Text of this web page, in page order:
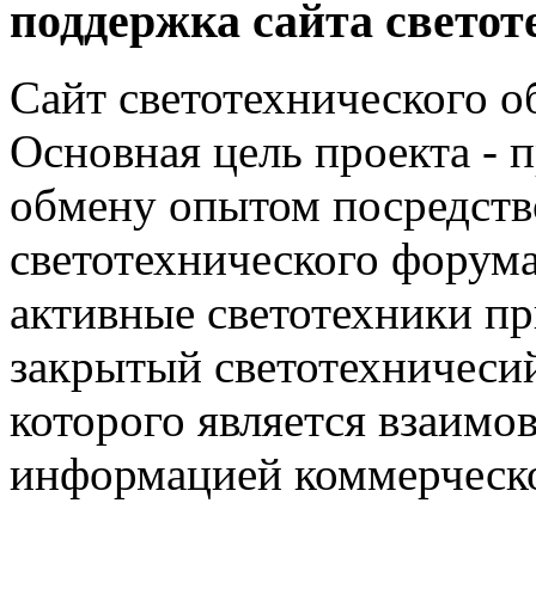
поддержка сайта
Сайт светотехнического
Основная цель проекта -
обмену опытом
светотехнического
активные светотехники
закрытый
которого является
информацией